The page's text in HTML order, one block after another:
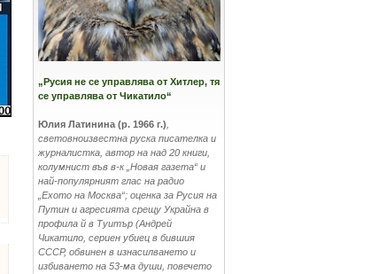
„Русия не се управлява от Хитлер, тя
се управлява от Чикатило“
Юлия Латинина (р. 1966 г.)
световноизвестна руска писателка и
журналистка, автор на над 20 книги,
колумнист във в-к „Новая газета“ и
най-популярният глас на радио
„Ехото на Москва“; оценка за Русия на
Путин и агресията срещу Украйна в
профила й в Туитър (Андрей
Чикатило, сериен убиец в бившия
СССР, обвинен в изнасилването и
избиването на 53-ма души, повечето